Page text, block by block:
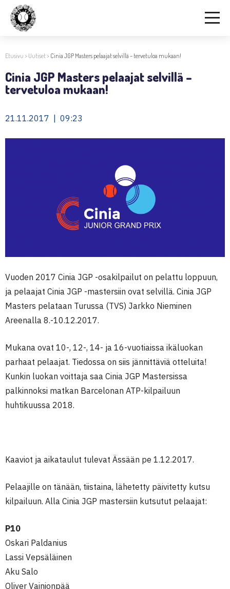
Etusivu > Uutiset> Cinia JGP Masters pelaajat selvillä – tervetuloa mukaan!
Cinia JGP Masters pelaajat selvillä –
tervetuloa mukaan!
21.11.2017 | 09:23
Vuoden 2017 Cinia JGP -osakilpailut on pelattu loppuun,
ja pelaajat Cinia JGP -mastersiin ovat selvillä. Cinia JGP
Masters pelataan Turussa (TVS) Jarkko Nieminen
Areenalla 8.-10.12.2017.
Mukana ovat 10-, 12-, 14- ja 16-vuotiaissa ikäluokan
parhaat pelaajat. Tiedossa on siis jännittäviä otteluita!
Kunkin luokan voittaja saa Cinia JGP Mastersissa
palkinnoksi matkan Barcelonan ATP-kilpailuun
huhtikuussa 2018.
Kaaviot ja aikataulut tulevat Ässään pe 1.12.2017.
Pelaajille on tänään, tiistaina, lähetetty päivitetty kutsu
kilpailuun. Alla Cinia JGP mastersiin kutsutut pelaajat:
P10
Oskari Paldanius
Lassi Vepsäläinen
Aku Salo
Oliver Vainionpää